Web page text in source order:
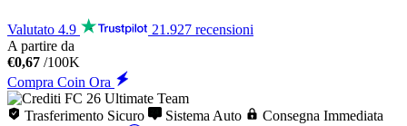
Valutato 4.9
21.927 recensioni
A partire da
€0,67 /100K
Compra Coin Ora
Trasferimento Sicuro Sistema Auto
Consegna Immediata